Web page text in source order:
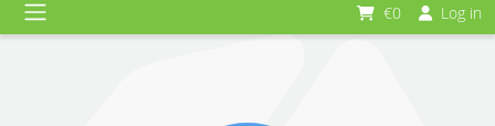
€0 Log in